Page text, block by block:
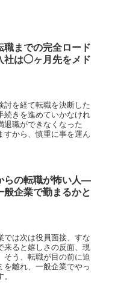
職までの完全ロード
社は◯ヶ月先をメド
討を経て転職を決断した
続きを進めていかなけれ
退職ができなくなった
すから、慎重に事を運ん
らの転職が怖い人—
般企業で勤まるかと
では次は役員面接、すな
来ると嬉しさの反面、現
そう、転職が目の前に迫
を離れ、一般企業でやっ